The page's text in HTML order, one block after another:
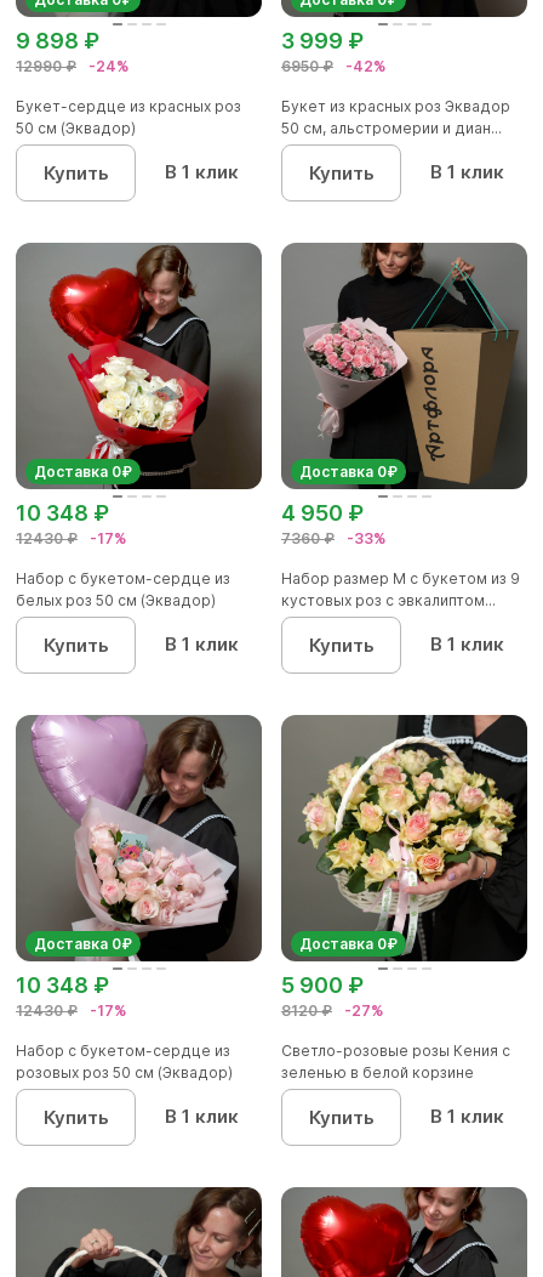
12990 ₽ -24%
9 898 ₽
Букет-сердце из красных роз
50 см (Эквадор)
Купить В 1 клик
6950 ₽ -42%
3 999 ₽
Букет из красных роз Эквадор
50 см, альстромерии и диан...
Купить В 1 клик
Доставка 0₽
12430 ₽ -17%
10 348 ₽
Набор с букетом-сердце из
белых роз 50 см (Эквадор)
Купить В 1 клик
Доставка 0₽
7360 ₽ -33%
4 950 ₽
Набор размер M с букетом из 9
кустовых роз с эвкалиптом...
Купить В 1 клик
Доставка 0₽
12430 ₽ -17%
10 348 ₽
Набор с букетом-сердце из
розовых роз 50 см (Эквадор)
Купить В 1 клик
Доставка 0₽
8120 ₽ -27%
5 900 ₽
Светло-розовые розы Кения с
зеленью в белой корзине
Купить В 1 клик